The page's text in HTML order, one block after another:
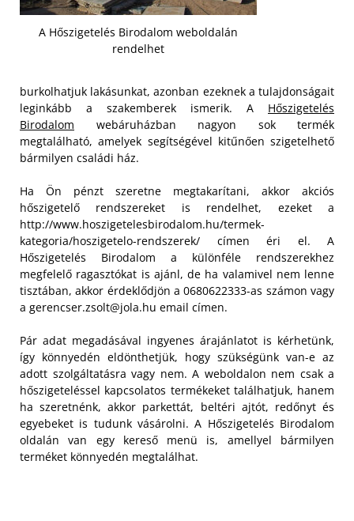
A Hőszigetelés Birodalom weboldalán
rendelhet
burkolhatjuk lakásunkat, azonban ezeknek a tulajdonságait
leginkább a szakemberek ismerik. A Hőszigetelés
Birodalom webáruházban nagyon sok termék
megtalálható, amelyek segítségével kitűnően szigetelhető
bármilyen családi ház.
Ha Ön pénzt szeretne megtakarítani, akkor akciós
hőszigetelő rendszereket is rendelhet, ezeket a
http://www.hoszigetelesbirodalom.hu/termek-
kategoria/hoszigetelo-rendszerek/ címen éri el. A
Hőszigetelés Birodalom a különféle rendszerekhez
megfelelő ragasztókat is ajánl, de ha valamivel nem lenne
tisztában, akkor érdeklődjön a 0680622333-as számon vagy
a gerencser.zsolt@jola.hu email címen.
Pár adat megadásával ingyenes árajánlatot is kérhetünk,
így könnyedén eldönthetjük, hogy szükségünk van-e az
adott szolgáltatásra vagy nem. A weboldalon nem csak a
hőszigeteléssel kapcsolatos termékeket találhatjuk, hanem
ha szeretnénk, akkor parkettát, beltéri ajtót, redőnyt és
egyebeket is tudunk vásárolni. A Hőszigetelés Birodalom
oldalán van egy kereső menü is, amellyel bármilyen
terméket könnyedén megtalálhat.